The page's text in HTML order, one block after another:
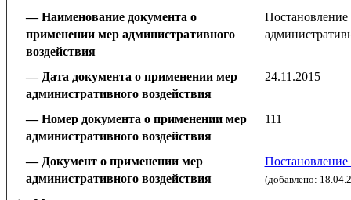
Наименование документа о
применении мер административного
воздействия
Постановление
Дата документа о применении мер
административного воздействия
24.11.2015
Номер документа о применении мер
административного воздействия
111
Документ о применении мер
административного воздействия
(добавлено: